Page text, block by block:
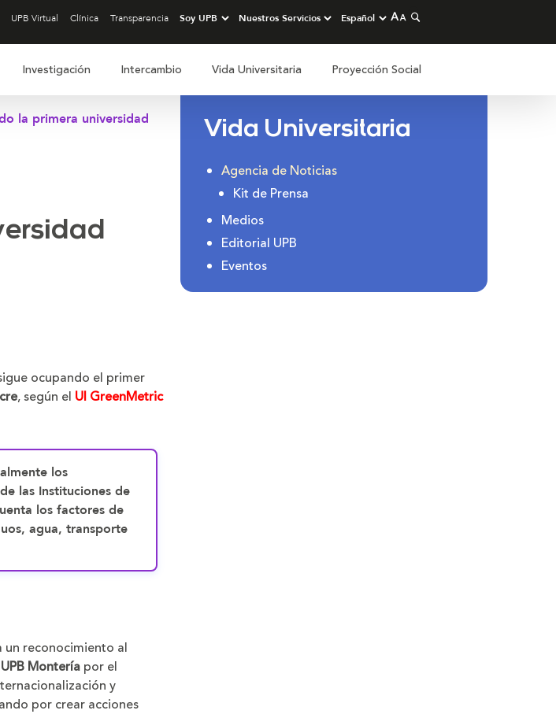
UPB Virtual Clínica Transparencia
Investigación Intercambio Vida Universitaria Proyección Social
Vida Universitaria
Agencia de Noticias
Kit de Prensa
Medios
Editorial UPB
Eventos
la primera universidad
ocupando el primer
, según el UI GreenMetric
los
las Instituciones de
los factores de
agua, transporte
un reconocimiento al
UPB Montería por el
y
por crear acciones